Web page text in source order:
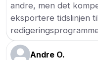
andre, men det
eksportere tidslinjen
Andre O.